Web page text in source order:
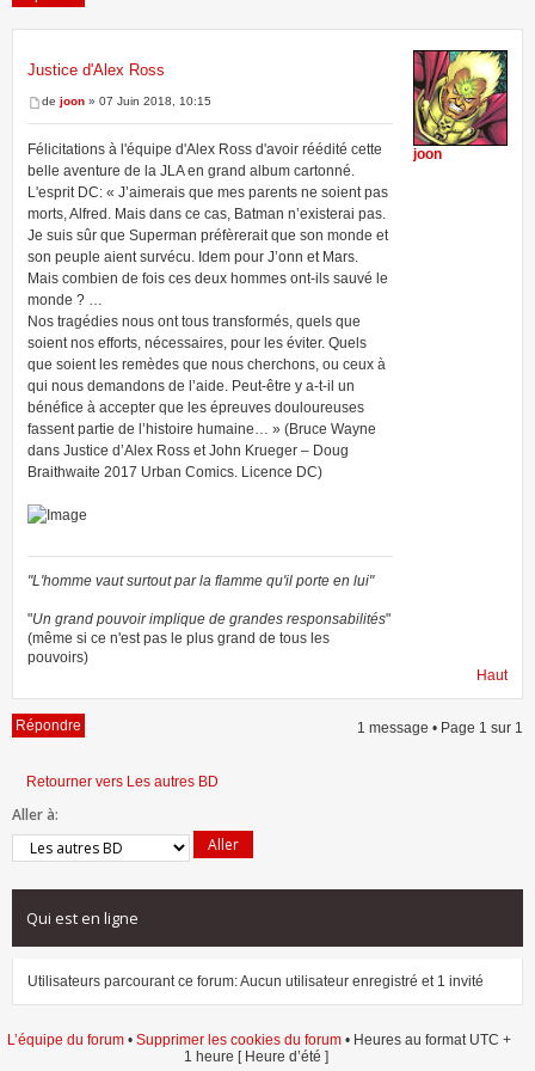
1 message • Page1sur
Justice d'Alex Ross
de joon » 07 Juin 2018, 10:15
Félicitations à l'équipe d'Alex Ross d'avoir réédité cette
belle aventure de la JLA en grand album cartonné.
L'esprit DC: « J’aimerais que mes parents ne soient pas
morts, Alfred. Mais dans ce cas, Batman n’existerai pas.
Je suis sûr que Superman préfèrerait que son monde et
son peuple aient survécu. Idem pour J’onn et Mars.
Mais combien de fois ces deux hommes ont-ils sauvé le
monde ? …
Nos tragédies nous ont tous transformés, quels que
soient nos efforts, nécessaires, pour les éviter. Quels
que soient les remèdes que nous cherchons, ou ceux à
qui nous demandons de l’aide. Peut-être y a-t-il un
bénéfice à accepter que les épreuves douloureuses
fassent partie de l’histoire humaine… » (Bruce Wayne
dans Justice d’Alex Ross et John Krueger – Doug
Braithwaite 2017 Urban Comics. Licence DC)
"L'homme vaut surtout par la flamme qu'il porte en lui"
"Un grand pouvoir implique de grandes responsabilités"
(même si ce n'est pas le plus grand de tous les
pouvoirs)
joon
Haut
Répondre 1 message • Page 1 sur 1
Retourner vers Les autres BD
Aller à:
Qui est en ligne
Utilisateurs parcourant ce forum: Aucun utilisateur enregistré et 1 invité
L’équipe du forum• Supprimer les cookies du forum• Heures au format UTC +
1 heure [ Heure d’été ]